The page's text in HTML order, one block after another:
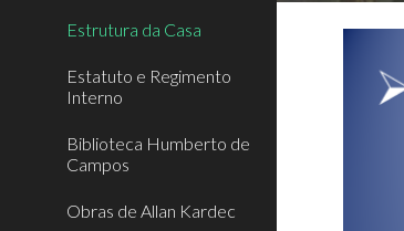
Estrutura da Casa
Estatuto e Regimento
Interno
Biblioteca Humberto de
Campos
Obras de Allan Kardec